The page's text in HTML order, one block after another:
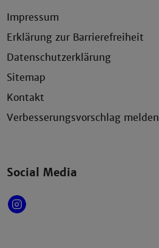
Impressum
Erklärung zur Barrierefreiheit
Datenschutzerklärung
Sitemap
Kontakt
Verbesserungsvorschlag melden
Social Media